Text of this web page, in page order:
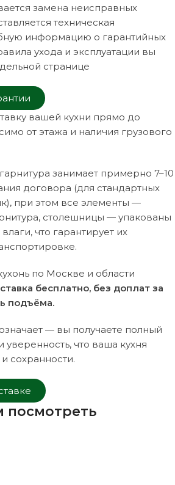
замена неисправных
техническая
информацию о гарантийных
ухода и эксплуатации вы
странице
вашей кухни прямо до
от этажа и наличия грузового
занимает примерно 7–10
договора (для стандартных
при этом все элементы —
столешницы — упакованы
что гарантирует их
по Москве и области
бесплатно, без доплат за
подъёма.
— вы получаете полный
уверенность, что ваша кухня
сохранности.
посмотреть